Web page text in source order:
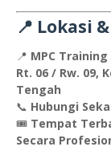
📍 Lokasi
📍 MPC
Rt. 06 / Rw. 09,
Tengah
📞 Hubungi
🎟 Tempat
Secara